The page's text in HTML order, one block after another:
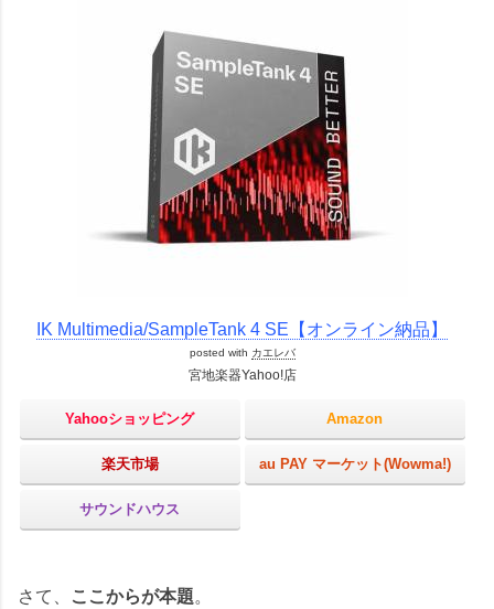
IK Multimedia/SampleTank 4 SE【オンライン納品】
posted with カエレバ
宮地楽器Yahoo!店
Yahooショッピング Amazon
楽天市場 au PAY マーケット(Wowma!)
サウンドハウス
さて、 ここからが本題。